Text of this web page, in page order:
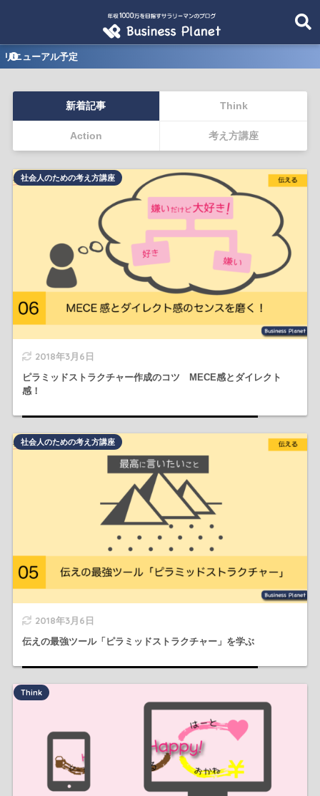
リニューアル予定
新着記事 Think
Action 考え方講座
2018年3月6日
ピラミッドストラクチャー作成のコツ MECE感とダイレクト
感！
社会人のための考え方講座
2018年3月6日
伝えの最強ツール「ピラミッドストラクチャー」を学ぶ
社会人のための考え方講座
Think